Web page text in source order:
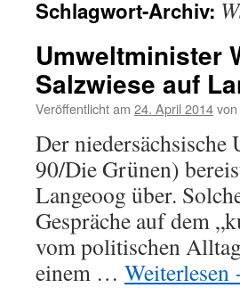
Schlagwort-Archiv:
Umweltminister
Salzwiese auf
Veröffentlicht am 24. April 2014von
Der
90/Die Grünen)
Langeoog über.
Gespräche auf dem
vom politischen
einem … Weiterlesen